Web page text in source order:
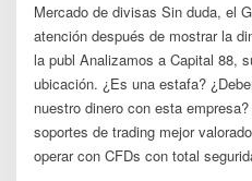
Mercado de divisas Sin duda, el
atención después de mostrar la
la publ Analizamos a Capital 88,
ubicación. ¿Es una estafa?
nuestro dinero con esta
soportes de trading mejor
operar con CFDs con total